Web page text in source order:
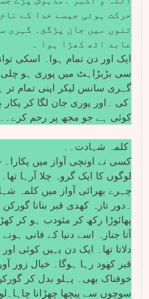
حرکت ہوئی جیسے خدا کے
تنوں میں جان پڑگئ۔ گہری
عابد اٹھ کھڑا ہوا ۔
ایک اور دن تمام ہوا۔ اسکی
سی بڑبڑاہٹ میں پوری ہو
گہری سانس لیکر اپنی تمام
کوئی ہے جو مجھ پر رحم
کسی نے اونچی آواز میں پکارا۔
لوگوں کا ایک گروہ چلا آرہا
چہرے بھرائی آواز میں کلمہ
۔دور تازہ کھدی قبر بنانا
پھائوڑا رکھ کر مئودب ہو کر
آتا جنازہ اسے دنیا کے فانی
دلاتا تھا۔ ایک دن یہیں کوئی
قبر کھود رہا ہوگا۔ خیال زور آور
خوفناک بھی۔ پہلو بدل کر
سوچوں سے پیچھا چھڑانا